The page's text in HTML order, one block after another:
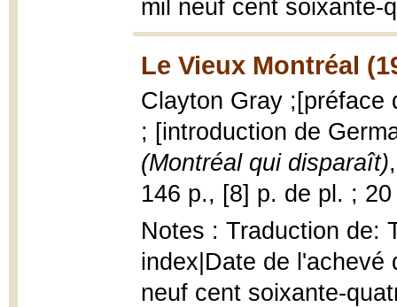
mil neuf cent soixante-
Le Vieux Montréal
Clayton Gray ;[préface
; [introduction de
(Montréal qui disparaît)
146 p., [8] p. de pl. ;
Notes : Traduction de:
index|Date de l'achevé
neuf cent soixante-